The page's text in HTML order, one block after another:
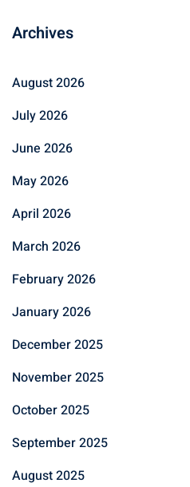
Archives
August 2026
July 2026
June 2026
May 2026
April 2026
March 2026
February 2026
January 2026
December 2025
November 2025
October 2025
September 2025
August 2025